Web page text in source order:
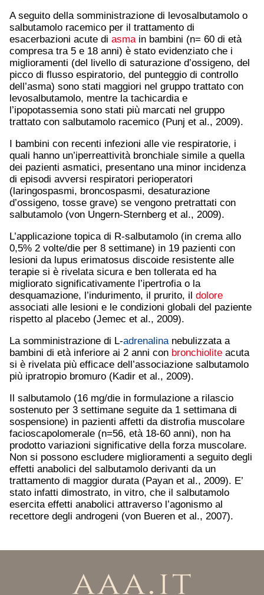
A seguito della somministrazione di levosalbutamolo o
salbutamolo racemico per il trattamento di
esacerbazioni acute di asmain bambini (n= 60 di età
compresa tra 5 e 18 anni) è stato evidenziato che i
miglioramenti (del livello di saturazione d’ossigeno, del
picco di flusso espiratorio, del punteggio di controllo
dell’asma) sono stati maggiori nel gruppo trattato con
levosalbutamolo, mentre la tachicardia e
l’ipopotassemia sono stati più marcati nel gruppo
trattato con salbutamolo racemico (Punj et al., 2009).
I bambini con recenti infezioni alle vie respiratorie, i
quali hanno un’iperreattività bronchiale simile a quella
dei pazienti asmatici, presentano una minor incidenza
di episodi avversi respiratori perioperatori
(laringospasmi, broncospasmi, desaturazione
d’ossigeno, tosse grave) se vengono pretrattati con
salbutamolo (von Ungern-Sternberg et al., 2009).
L’applicazione topica di R-salbutamolo (in crema allo
0,5% 2 volte/die per 8 settimane) in 19 pazienti con
lesioni da lupus erimatosus discoide resistente alle
terapie si è rivelata sicura e ben tollerata ed ha
migliorato significativamente l’ipertrofia o la
desquamazione, l’indurimento, il prurito, il dolore
associati alle lesioni e le condizioni globali del paziente
rispetto al placebo (Jemec et al., 2009).
La somministrazione di L-adrenalinanebulizzata a
bambini di età inferiore ai 2 anni con bronchiolite acuta
si è rivelata più efficace dell’associazione salbutamolo
più ipratropio bromuro (Kadir et al., 2009).
Il salbutamolo (16 mg/die in formulazione a rilascio
sostenuto per 3 settimane seguite da 1 settimana di
sospensione) in pazienti affetti da distrofia muscolare
facioscapolomerale (n=56, età 18-60 anni), non ha
prodotto variazioni significative della forza muscolare.
Non si possono escludere miglioramenti a seguito degli
effetti anabolici del salbutamolo derivanti da un
trattamento di maggior durata (Payan et al., 2009). E’
stato infatti dimostrato, in vitro, che il salbutamolo
esercita effetti anabolici attraverso l’agonismo al
recettore degli androgeni (von Bueren et al., 2007).